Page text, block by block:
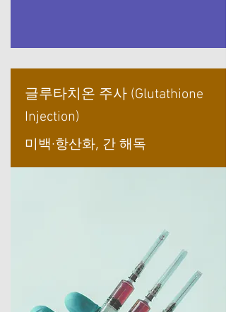
글루타치온 주사 (Glutathione
Injection)
미백·항산화, 간 해독